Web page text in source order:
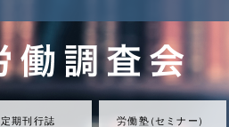
定期刊行誌 労働塾（セミナ ー ）